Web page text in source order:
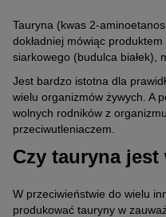
Tauryna (kwas 2-
dokładniej mówiąc
siarkowego (budulca białek),
Jest bardzo istotna dla
wielu organizmów żywych. A
wolnych rodników z
przeciwutleniaczem.
Czy tauryna
W przeciwieństwie do wielu
produkować tauryny w